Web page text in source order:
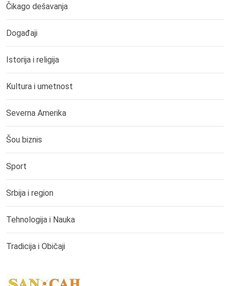
Čikago dešavanja
Događaji
Istorija i religija
Kultura i umetnost
Severna Amerika
Šou biznis
Sport
Srbija i region
Tehnologija i Nauka
Tradicija i Običaji